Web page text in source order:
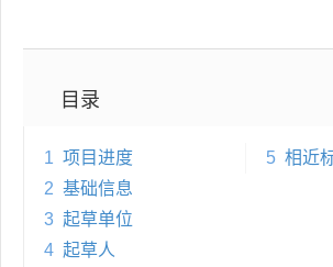
目录
1 项目进度
2 基础信息
3 起草单位
4 起草人
5 相近